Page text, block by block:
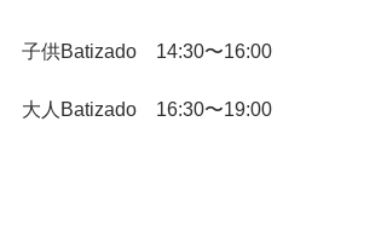
子供Batizado　14:30〜16:00
大人Batizado　16:30〜19:00